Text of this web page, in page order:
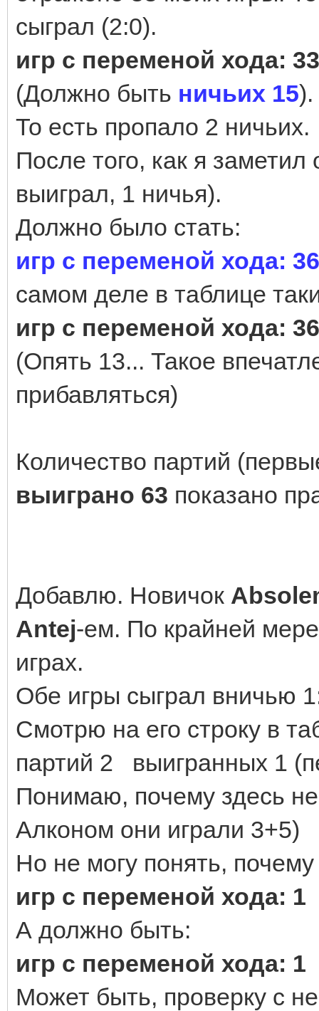
сыграл (2:0).
игр с переменой
(Должно быть ничьих 15).
То есть пропало 2 ничьих.
После того, как я
выиграл, 1 ничья).
Должно было стать:
игр с переменой
самом деле в таблице
игр с переменой
(Опять 13... Такое
прибавляться)
Количество партий
выиграно 63 показано
Добавлю. Новичок
Antej-ем. По крайней
играх.
Обе игры сыграл вничью
Смотрю на его строку в
партий 2 выигранных 1
Понимаю, почему здесь
Алконом они играли 3+5)
Но не могу понять, почему
игр с переменой
А должно быть:
игр с переменой
Может быть, проверку с